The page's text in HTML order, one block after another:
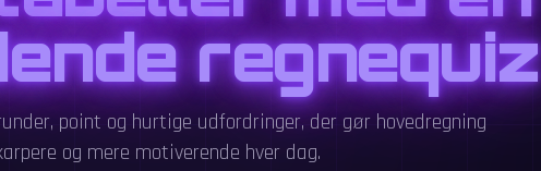
regnequiz
point og hurtige udfordringer, der gør hovedregning
og mere motiverende hver dag.